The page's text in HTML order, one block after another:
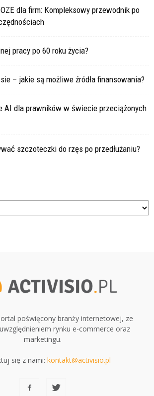
dla firm: Kompleksowy przewodnik po
pracy po 60 roku życia?
– jakie są możliwe źródła finansowania?
AI dla prawników w świecie przeciążonych
szczoteczki do rzęs po przedłużaniu?
poświęcony branży internetowej, ze
rynku e-commerce oraz
marketingu.
się z nami: kontakt@activisio.pl